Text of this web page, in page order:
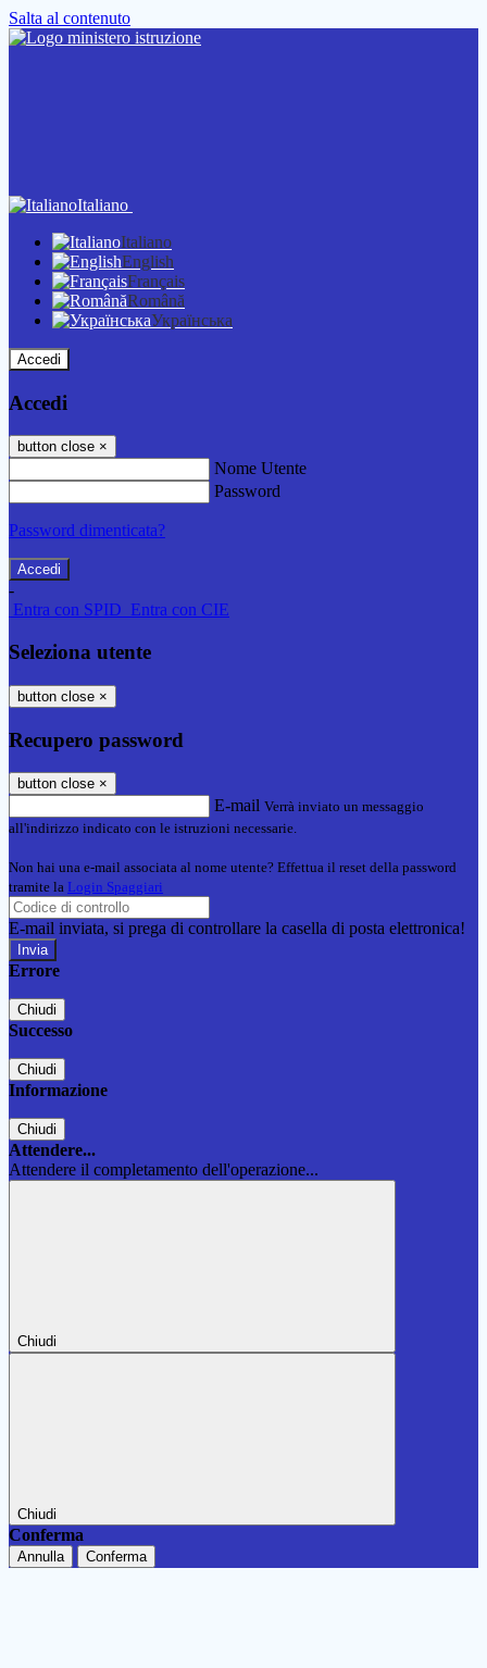
Salta al contenuto
Italiano
Italiano
English
Français
Română
Українська
Accedi
Accedi
button close ×
Nome Utente
Password
Password dimenticata?
-
Entra con SPID Entra con CIE
Seleziona utente
button close ×
Recupero password
button close ×
E-mail Verrà inviato un messaggio
all'indirizzo indicato con le istruzioni necessarie.
Non hai una e-mail associata al nome utente? Effettua il reset della password
tramite la Login Spaggiari
E-mail inviata, si prega di controllare la casella di posta elettronica!
Errore
Chiudi
Successo
Chiudi
Informazione
Chiudi
Attendere...
Attendere il completamento dell'operazione...
Chiudi
Chiudi
Conferma
Annulla Conferma